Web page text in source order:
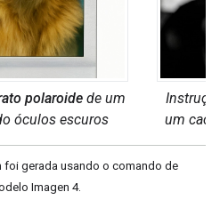
polaroidede um
óculos escuros
um
foi gerada usando o comando de
Imagen 4.